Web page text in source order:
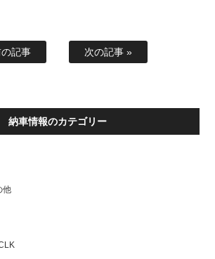
記事 次の記事 »
納車情報のカテゴリー
他